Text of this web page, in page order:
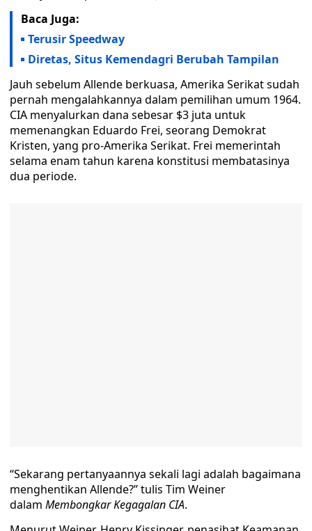
Baca Juga:
Terusir Speedway
Diretas, Situs Kemendagri Berubah Tampilan
Jauh sebelum Allende berkuasa, Amerika Serikat sudah
pernah mengalahkannya dalam pemilihan umum 1964.
CIA menyalurkan dana sebesar $3 juta untuk
memenangkan Eduardo Frei, seorang Demokrat
Kristen, yang pro-Amerika Serikat. Frei memerintah
selama enam tahun karena konstitusi membatasinya
dua periode.
“Sekarang pertanyaannya sekali lagi adalah bagaimana
menghentikan Allende?” tulis Tim Weiner
dalam Membongkar Kegagalan CIA.